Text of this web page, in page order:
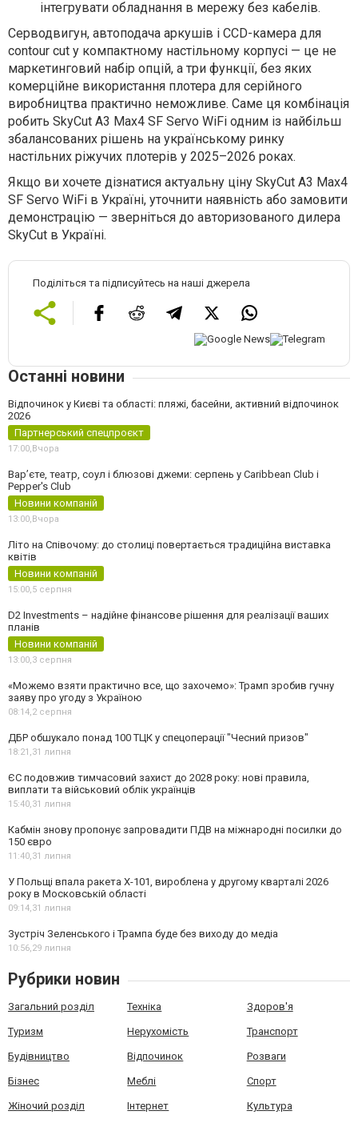
інтегрувати обладнання в мережу без кабелів.
Серводвигун, автоподача аркушів і CCD-камера для
contour cut у компактному настільному корпусі — це не
маркетинговий набір опцій, а три функції, без яких
комерційне використання плотера для серійного
виробництва практично неможливе. Саме ця комбінація
робить SkyСut A3 Max4 SF Servo WiFi одним із найбільш
збалансованих рішень на українському ринку
настільних ріжучих плотерів у 2025–2026 роках.
Якщо ви хочете дізнатися актуальну ціну SkyСut A3 Max4
SF Servo WiFi в Україні, уточнити наявність або замовити
демонстрацію — зверніться до авторизованого дилера
SkyСut в Україні.
Поділіться та підписуйтесь на наші джерела
Останні новини
Відпочинок у Києві та області: пляжі, басейни, активний відпочинок
2026
Партнерський спецпроєкт
17:00, Вчора
Вар’єте, театр, соул і блюзові джеми: серпень у Caribbean Club і
Pepper's Club
Новини компаній
13:00, Вчора
Літо на Співочому: до столиці повертається традиційна виставка
квітів
Новини компаній
15:00,5 серпня
D2 Investments – надійне фінансове рішення для реалізації ваших
планів
Новини компаній
13:00,3 серпня
«Можемо взяти практично все, що захочемо»: Трамп зробив гучну
заяву про угоду з Україною
08:14,2 серпня
ДБР обшукало понад 100 ТЦК у спецоперації "Чесний призов"
18:21,31 липня
ЄС подовжив тимчасовий захист до 2028 року: нові правила,
виплати та військовий облік українців
15:40,31 липня
Кабмін знову пропонує запровадити ПДВ на міжнародні посилки до
150 євро
11:40,31 липня
У Польщі впала ракета Х-101, вироблена у другому кварталі 2026
року в Московській області
09:14,31 липня
Зустріч Зеленського і Трампа буде без виходу до медіа
10:56,29 липня
Рубрики новин
Загальний розділ Техніка Здоров'я
Туризм Нерухомість Транспорт
Будівництво Відпочинок Розваги
Бізнес Меблі Спорт
Жіночий розділ Інтернет Культура